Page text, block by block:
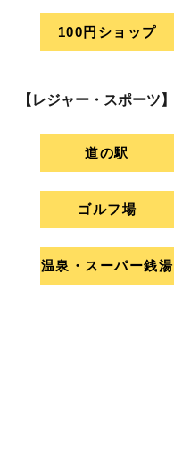
100円ショップ
【レジャー・スポーツ】
道の駅
ゴルフ場
温泉・スーパー銭湯